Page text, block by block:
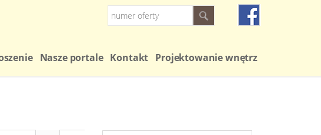
Nasze portale Kontakt Projektowanie wnętrz